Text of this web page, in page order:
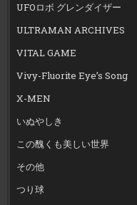
UFOロボ グレンダイザー
ULTRAMAN ARCHIVES
VITAL GAME
Vivy-Fluorite Eye’s Song
X-MEN
いぬやしき
この醜くも美しい世界
その他
つり球